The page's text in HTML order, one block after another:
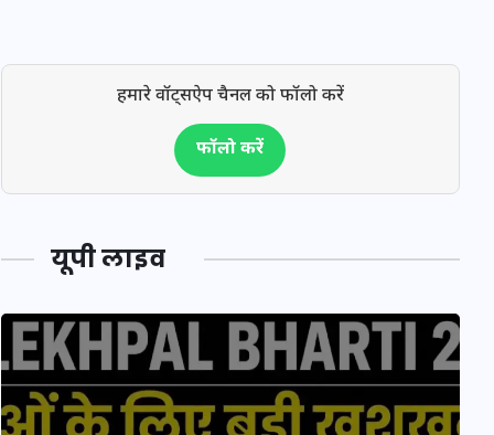
हमारे वॉट्सऐप चैनल को फॉलो करें
फॉलो करें
यूपी लाइव